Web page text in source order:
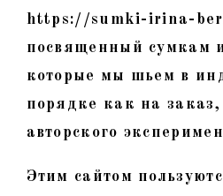
https://sumki-irina-
посвященный сумкам
которые мы шьем в
порядке как на заказ,
авторского
Этим сайтом